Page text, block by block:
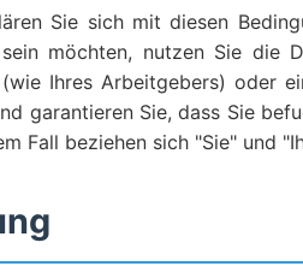
Sie sich mit diesen
möchten, nutzen Sie die
Ihres Arbeitgebers) oder
garantieren Sie, dass Sie
Fall beziehen sich "Sie" und